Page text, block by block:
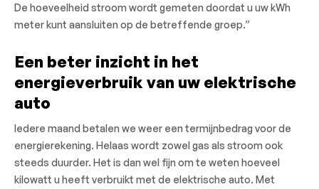
De hoeveelheid stroom wordt gemeten doordat u uw kWh
meter kunt aansluiten op de betreffende groep.”
Een beter inzicht in het
energieverbruik van uw elektrische
auto
Iedere maand betalen we weer een termijnbedrag voor de
energierekening. Helaas wordt zowel gas als stroom ook
steeds duurder. Het is dan wel fijn om te weten hoeveel
kilowatt u heeft verbruikt met de elektrische auto. Met